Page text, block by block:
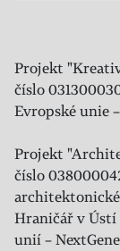
Projekt
číslo
Evropské unie
Projekt
číslo
Hraničář v Ústí
unií –